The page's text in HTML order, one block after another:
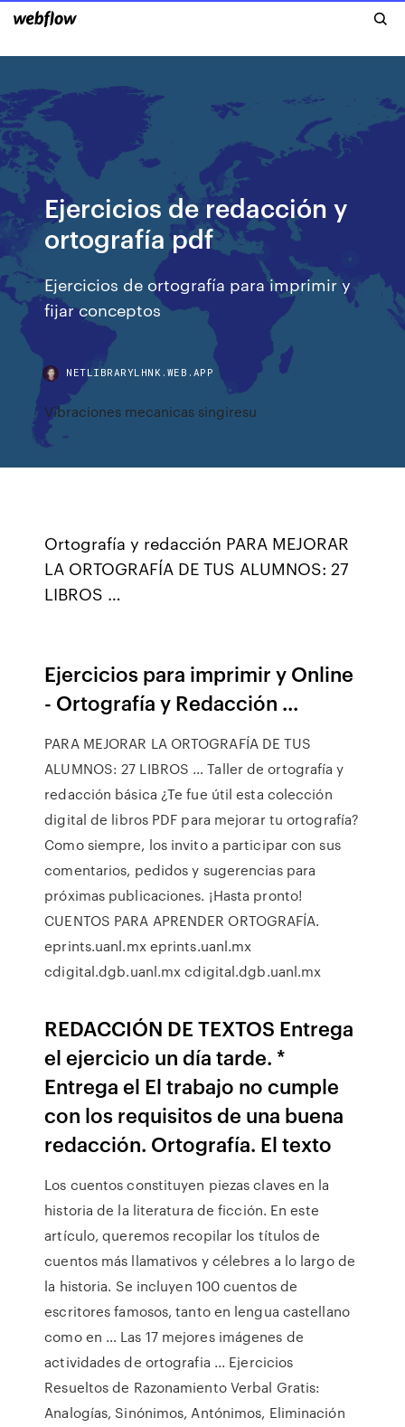
Ejercicios de redacción y
ortografía pdf
Ejercicios de ortografía para imprimir y
fijar conceptos
NETLIBRARYLHNK.WEB.APP
Vibraciones mecanicas singiresu
Ortografía y redacción PARA MEJORAR
LA ORTOGRAFÍA DE TUS ALUMNOS: 27
LIBROS …
Ejercicios para imprimir y Online
- Ortografía y Redacción ...
PARA MEJORAR LA ORTOGRAFÍA DE TUS
ALUMNOS: 27 LIBROS … Taller de ortografía y
redacción básica ¿Te fue útil esta colección
digital de libros PDF para mejorar tu ortografía?
Como siempre, los invito a participar con sus
comentarios, pedidos y sugerencias para
próximas publicaciones. ¡Hasta pronto!
CUENTOS PARA APRENDER ORTOGRAFÍA.
eprints.uanl.mx eprints.uanl.mx
cdigital.dgb.uanl.mx cdigital.dgb.uanl.mx
REDACCIÓN DE TEXTOS Entrega
el ejercicio un día tarde. *
Entrega el El trabajo no cumple
con los requisitos de una buena
redacción. Ortografía. El texto
Los cuentos constituyen piezas claves en la
historia de la literatura de ficción. En este
artículo, queremos recopilar los títulos de
cuentos más llamativos y célebres a lo largo de
la historia. Se incluyen 100 cuentos de
escritores famosos, tanto en lengua castellano
como en … Las 17 mejores imágenes de
actividades de ortografia ... Ejercicios
Resueltos de Razonamiento Verbal Gratis:
Analogías, Sinónimos, Antónimos, Eliminación